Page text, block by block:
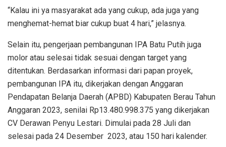
“Kalau ini ya masyarakat ada yang cukup, ada juga yang
menghemat-hemat biar cukup buat 4 hari,” jelasnya.
Selain itu, pengerjaan pembangunan IPA Batu Putih juga
molor atau selesai tidak sesuai dengan target yang
ditentukan. Berdasarkan informasi dari papan proyek,
pembangunan IPA itu, dikerjakan dengan Anggaran
Pendapatan Belanja Daerah (APBD) Kabupaten Berau Tahun
Anggaran 2023, senilai Rp13.480.998.375 yang dikerjakan
CV Derawan Penyu Lestari. Dimulai pada 28 Juli dan
selesai pada 24 Desember 2023, atau 150 hari kalender.